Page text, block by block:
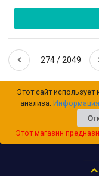
274 / 2049
Этот сайт использует
анализа.
Этот магазин